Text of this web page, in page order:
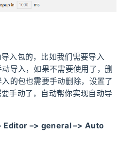
入包的，比如我们需要导入
导入，如果不需要使用了，删
的包也需要手动删除，设置了
手动了，自动帮你实现自动导
Editor –> general –> Auto